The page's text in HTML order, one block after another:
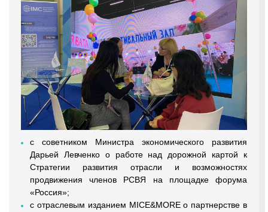
с советником Министра экономического развития
Дарьей Левченко о работе над дорожной картой к
Стратегии развития отрасли и возможностях
продвижения членов РСВЯ на площадке форума
«Россия»;
с отраслевым изданием MICE&MORE о партнерстве в